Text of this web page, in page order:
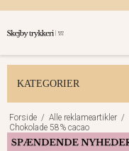
KATEGORIER
Forside / Alle reklameartikler /
Chokolade 58% cacao